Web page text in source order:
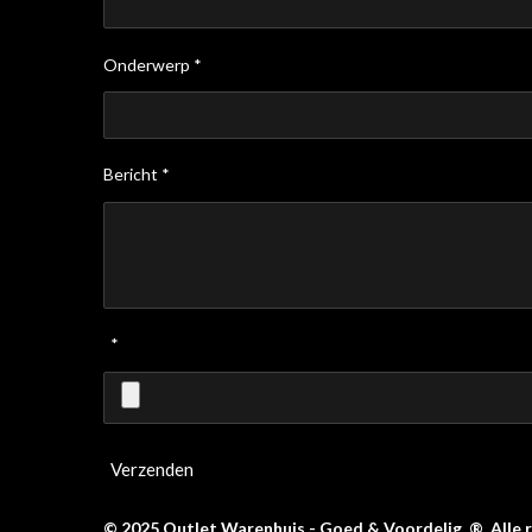
Onderwerp *
Bericht *
*
Verzenden
© 2025 Outlet Warenhuis - Goed & Voordelig ®. Alle